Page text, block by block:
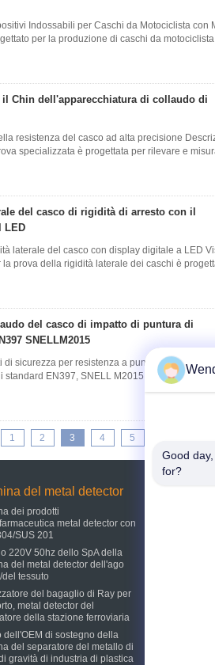
Indossabili per Caschi da Motociclista con
per la produzione di caschi da
Chin dell'apparecchiatura di collaudo di
resistenza del casco ad alta precisione
specializzata è progettata per rilevare e
del casco di rigidità di arresto con il
LED
laterale del casco con display digitale a LED
prova della rigidità laterale dei caschi è
del casco di impatto di puntura di
SNELLM2015
sicurezza per resistenza a puntura e impatto
EN397, SNELL M2015 e AS/NZS 2063
1 2 3 4 5
del metal detector
dei prodotti
metal detector con
SUS 201
220V 50hz dello SpA della
del metal detector dell'ago
tessuto
del bagaglio di Ray per
metal detector del
della stazione ferroviaria
dell'OEM di sostegno della
del separatore del metallo di
gravità di industria di plastica
Good
for?